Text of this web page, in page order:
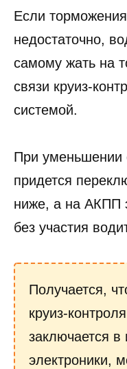
Если
недостаточно,
самому жать на
связи круиз-
системой.
При уменьшении
придется
ниже, а на АКПП
без участия
Получается,
круиз-
заключается в
электроники,